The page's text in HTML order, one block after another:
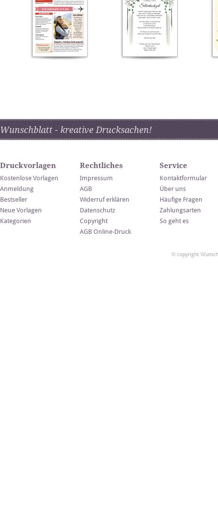
Wunschblatt - kreative Drucksachen!
Druckvorlagen
Kostenlose Vorlagen
Anmeldung
Bestseller
Neue Vorlagen
Kategorien
Rechtliches
Impressum
AGB
Widerruf erklären
Datenschutz
Copyright
AGB Online-Druck
Service
Kontaktformular
Über uns
Häufige Fragen
Zahlungsarten
So geht es
© copyright